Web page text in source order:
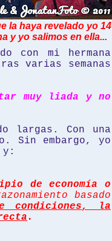
la haya revelado yo 14
y yo salimos en ella...
con mi hermana
varias semanas
muy liada y no
largas. Con una
Sin embargo, yo
y:
de economía o
basado
condiciones, la
.